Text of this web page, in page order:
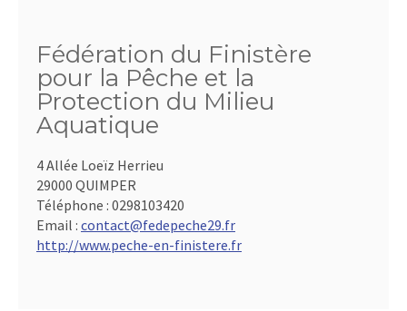
Fédération du Finistère
pour la Pêche et la
Protection du Milieu
Aquatique
4 Allée Loeïz Herrieu
29000 QUIMPER
Téléphone : 0298103420
Email : contact@fedepeche29.fr
http://www.peche-en-finistere.fr